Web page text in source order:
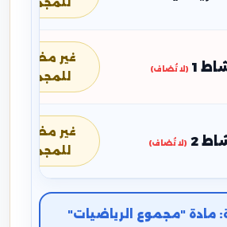
1 (لا تُضاف)
غير مضافة
للمجموع
2 (لا تُضاف)
غير مضافة
للمجموع
مادة "مجموع الرياضيات"